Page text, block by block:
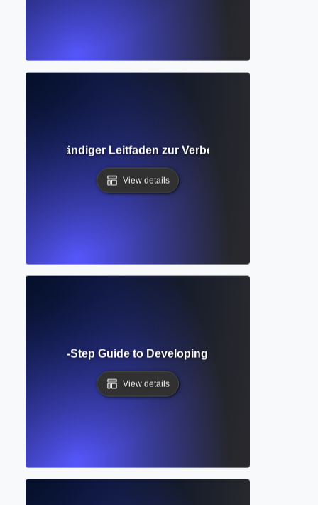
Vollständiger Leitfaden zur Verbesserung und
View details
Step-by-Step Guide to Developing and Refining Your
View details